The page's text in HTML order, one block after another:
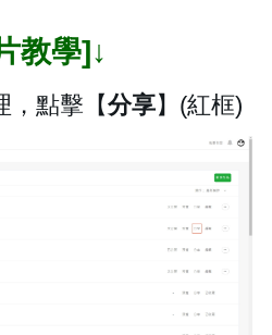
教學]↓
，點擊【分享】(紅框)